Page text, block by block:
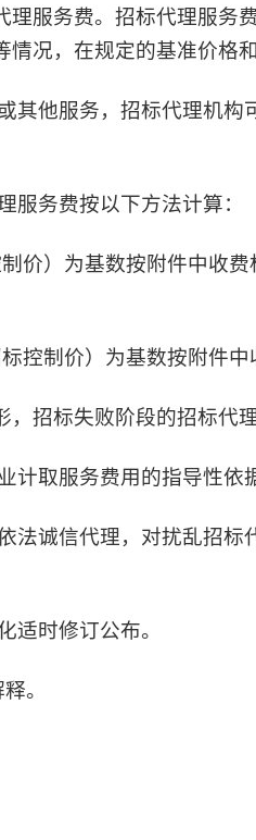
服务费。招标代理服务
情况，在规定的基准价格
他服务，招标代理机构
务费按以下方法计算：
价）为基数按附件中收
控制价）为基数按附件中
招标失败阶段的招标代
取服务费用的指导性依
诚信代理，对扰乱招标
适时修订公布。
。